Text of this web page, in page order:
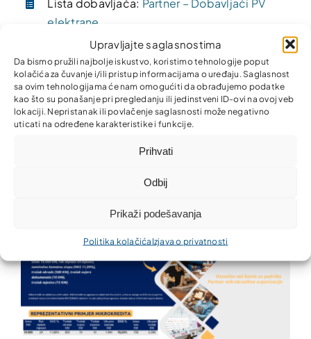
Upravljajte saglasnostima
Da bismo pružili najbolje iskustvo, koristimo tehnologije poput
kolačića za čuvanje i/ili pristup informacijama o uređaju. Saglasnost
sa ovim tehnologijama će nam omogućiti da obrađujemo podatke
kao što su ponašanje pri pregledanju ili jedinstveni ID-ovi na ovoj veb
lokaciji. Nepristanak ili povlačenje saglasnosti može negativno
uticati na određene karakteristike i funkcije.
Prihvati
Odbij
Prikaži podešavanja
Politika kolačića Izjava o privatnosti
Lista dobavljača: Partner – Dobavljači PV
elektrane
Investirajte sada, uštedite sutra!
Mikrokrediti do 10.000 KM